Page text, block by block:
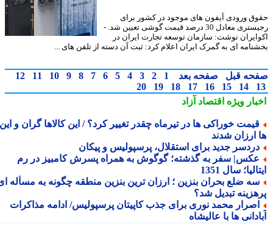
ورودی آیفون های موجود در کشور برای
رجیستری معادل 30 درصد قیمت گوشی تعیین شد. -
نوشت: سازمان توسعه تجارت ایران در
ای به گمرک ایران اعلام کرد: ثبت آن دسته از تلفن های ...
قبل صفحه بعد 1
2
3
4
5
6
7
8
9
10
11
12
14
15
16
17
18
19
20
ویژهاقتصاد آزاد
خوراکی ها در تیرماه چقدر تغییر کرد؟ / این کالاها گران و این
ارزان شدند
جدید برای استقلال، پرسپولیس و پیکان
سفر به گذشته؛ گوگوش به همراه پسرش کامبیز در رم
سال 1351
ضلع بحران بنزین ؛ ارزان ترین بنزین منطقه چگونه به مسأله ای
تبدیل شد؟
محمد نوری برای جذب کاپیتان پرسپولیس/ ادامه مذاکرات
ها با عالیشاه